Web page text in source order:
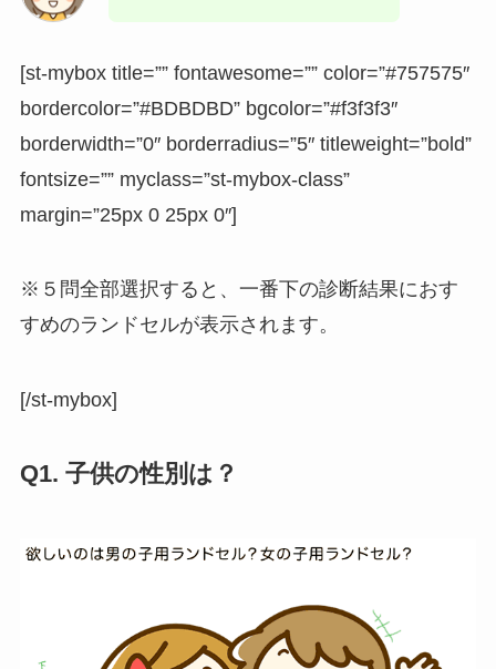
[st-mybox title=”” fontawesome=”” color=”#757575″
bordercolor=”#BDBDBD” bgcolor=”#f3f3f3″
borderwidth=”0″ borderradius=”5″ titleweight=”bold”
fontsize=”” myclass=”st-mybox-class”
margin=”25px 0 25px 0″]
※５問全部選択すると、一番下の診断結果におす
すめのランドセルが表示されます。
[/st-mybox]
Q1. 子供の性別は？